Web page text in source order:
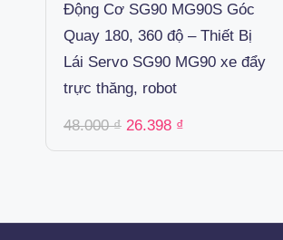
Động Cơ SG90 MG90S Góc
Quay 180, 360 độ – Thiết Bị
Lái Servo SG90 MG90 xe đẩy
trực thăng, robot
48.000₫ Original
was:
26.398 ₫
is: